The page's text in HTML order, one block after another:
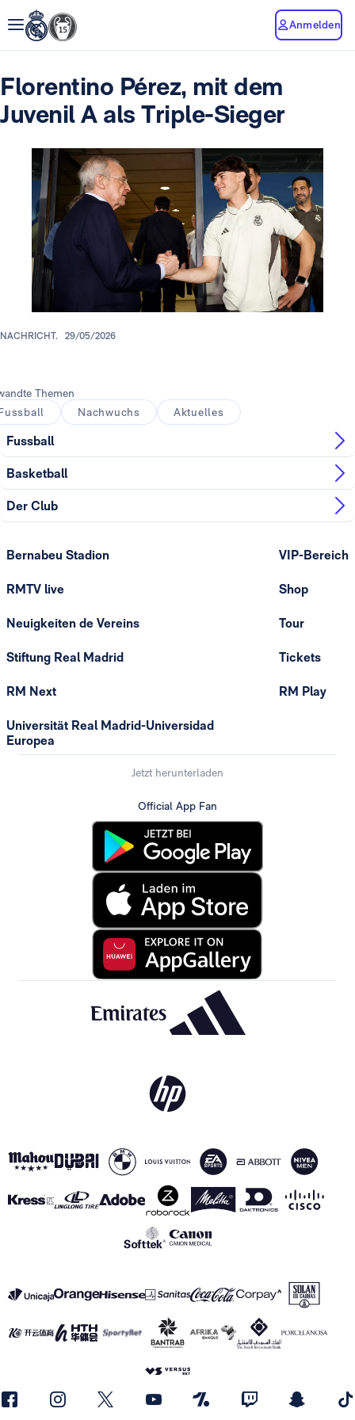
Anmelden
Florentino Pérez, mit dem
Juvenil A als Triple-Sieger
NACHRICHT. 29/05/2026
Themen
Nachwuchs Aktuelles
Fussball
Basketball
Der Club
Bernabeu Stadion
RMTV live
Neuigkeiten de Vereins
Stiftung Real Madrid
RM Next
Universität Real Madrid-Universidad
Europea
VIP-Bereich
Shop
Tour
Tickets
RM Play
Jetzt herunterladen
Official App Fan